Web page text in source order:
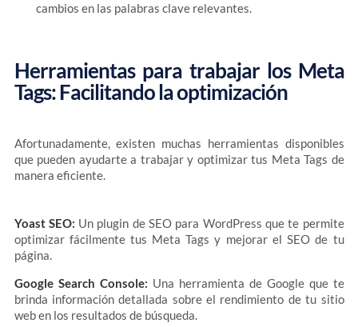
cambios en las palabras clave relevantes.
Herramientas para trabajar los Meta
Tags: Facilitando la optimización
Afortunadamente, existen muchas herramientas disponibles
que pueden ayudarte a trabajar y optimizar tus Meta Tags de
manera eficiente.
Yoast SEO: Un plugin de SEO para WordPress que te permite
optimizar fácilmente tus Meta Tags y mejorar el SEO de tu
página.
Google Search Console: Una herramienta de Google que te
brinda información detallada sobre el rendimiento de tu sitio
web en los resultados de búsqueda.